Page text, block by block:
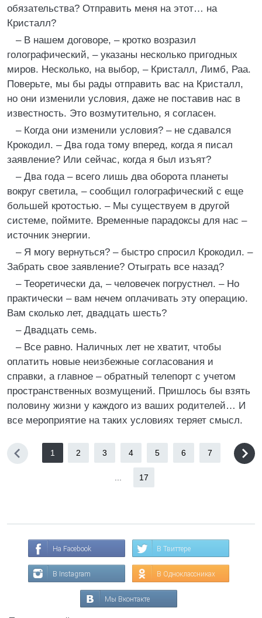
обязательства? Отправить меня на этот… на
Кристалл?
– В нашем договоре, – кротко возразил
голографический, – указаны несколько пригодных
миров. Несколько, на выбор, – Кристалл, Лимб, Раа.
Поверьте, мы бы рады отправить вас на Кристалл,
но они изменили условия, даже не поставив нас в
известность. Это возмутительно, я согласен.
– Когда они изменили условия? – не сдавался
Крокодил. – Два года тому вперед, когда я писал
заявление? Или сейчас, когда я был изъят?
– Два года – всего лишь два оборота планеты
вокруг светила, – сообщил голографический с еще
большей кротостью. – Мы существуем в другой
системе, поймите. Временные парадоксы для нас –
источник энергии.
– Я могу вернуться? – быстро спросил Крокодил. –
Забрать свое заявление? Отыграть все назад?
– Теоретически да, – человечек погрустнел. – Но
практически – вам нечем оплачивать эту операцию.
Вам сколько лет, двадцать шесть?
– Двадцать семь.
– Все равно. Наличных лет не хватит, чтобы
оплатить новые неизбежные согласования и
справки, а главное – обратный телепорт с учетом
пространственных возмущений. Пришлось бы взять
половину жизни у каждого из ваших родителей… И
все мероприятие на таких условиях теряет смысл.
1 2 3 4 5 6 7
17
На Facebook В Твиттере
В Instagram В Одноклассниках
Мы Вконтакте